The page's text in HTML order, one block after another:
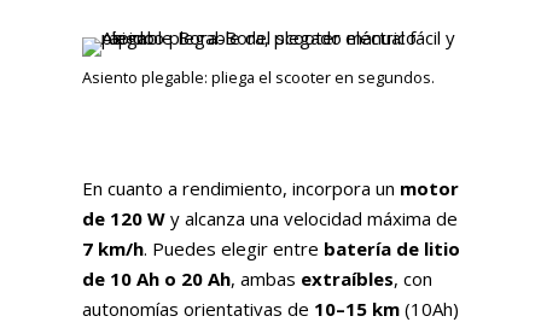
Asiento plegable: pliega el scooter en segundos.
En cuanto a rendimiento, incorpora un motor
de 120 Wy alcanza una velocidad máxima de
7 km/h. Puedes elegir entre batería de litio
de 10 Ah o 20 Ah, ambas extraíbles, con
autonomías orientativas de 10–15 km(10Ah)